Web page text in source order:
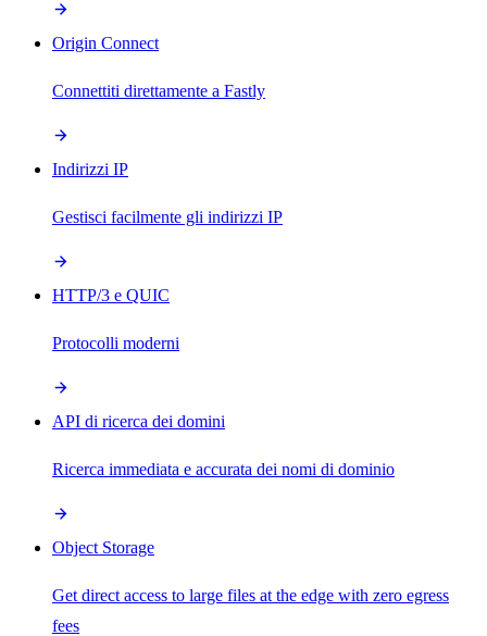
Origin Connect
Connettiti direttamente a Fastly
Indirizzi IP
Gestisci facilmente gli indirizzi IP
HTTP/3 e QUIC
Protocolli moderni
API di ricerca dei domini
Ricerca immediata e accurata dei nomi di dominio
Object Storage
Get direct access to large files at the edge with zero egress
fees